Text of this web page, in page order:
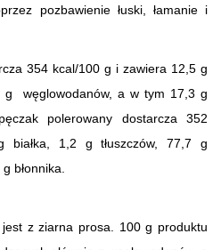
pozbawienie łuski, łamanie i
354 kcal/100 g i zawiera 12,5 g
g węglowodanów, a w tym 17,3 g
polerowany dostarcza 352
1,2 g tłuszczów, 77,7 g
błonnika.
z ziarna prosa. 100 g produktu